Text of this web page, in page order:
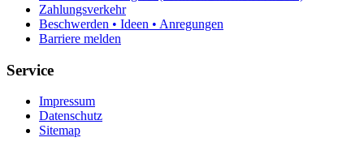
Zahlungsverkehr
Beschwerden • Ideen • Anregungen
Barriere melden
Service
Impressum
Datenschutz
Sitemap